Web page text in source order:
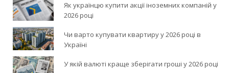
Як українцю купити акції іноземних компаній у
2026 році
Чи варто купувати квартиру у 2026 році в
Україні
У якій валюті краще зберігати гроші у 2026 році